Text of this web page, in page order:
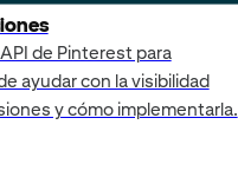
de Pinterest para
ayudar con la visibilidad
y cómo implementarla.